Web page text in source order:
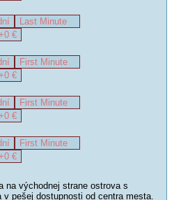
Last Minute
€
First Minute
€
First Minute
€
First Minute
€
na východnej strane ostrova s
pešej dostupnosti od centra mesta.